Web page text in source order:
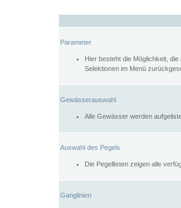
Parameter
Hier besteht die Möglichkeit,
Selektionen im Menü
Gewässerauswahl
Alle Gewässer werden
Auswahl des Pegels
Die Pegellisten zeigen alle
Ganglinien